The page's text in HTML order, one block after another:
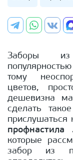
Заборы из
тому
цветов,
дешевизна
сделать
прислушаться
профнастила
которые
забор из